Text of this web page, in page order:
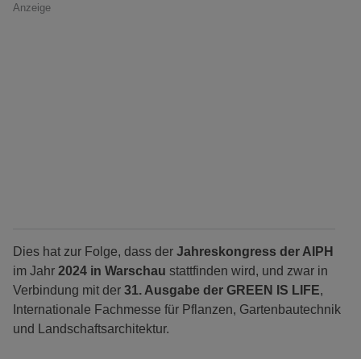
Anzeige
Dies hat zur Folge, dass der Jahreskongress der AIPH
im Jahr 2024 in Warschau stattfinden wird, und zwar in
Verbindung mit der 31. Ausgabe der GREEN IS LIFE,
Internationale Fachmesse für Pflanzen, Gartenbautechnik
und Landschaftsarchitektur.